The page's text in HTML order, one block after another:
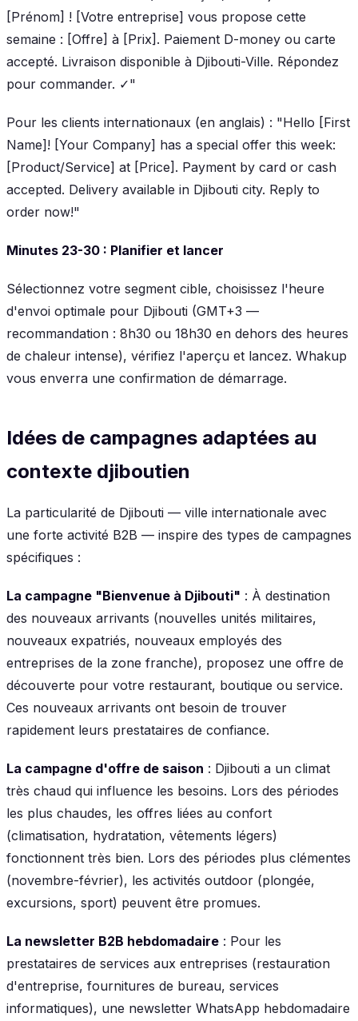
[Prénom] ! [Votre entreprise] vous propose cette
semaine : [Offre] à [Prix]. Paiement D-money ou carte
accepté. Livraison disponible à Djibouti-Ville. Répondez
pour commander. ✓"
Pour les clients internationaux (en anglais) : "Hello [First
Name]! [Your Company] has a special offer this week:
[Product/Service] at [Price]. Payment by card or cash
accepted. Delivery available in Djibouti city. Reply to
order now!"
Minutes 23-30 : Planifier et lancer
Sélectionnez votre segment cible, choisissez l'heure
d'envoi optimale pour Djibouti (GMT+3 —
recommandation : 8h30 ou 18h30 en dehors des heures
de chaleur intense), vérifiez l'aperçu et lancez. Whakup
vous enverra une confirmation de démarrage.
Idées de campagnes adaptées au
contexte djiboutien
La particularité de Djibouti — ville internationale avec
une forte activité B2B — inspire des types de campagnes
spécifiques :
La campagne "Bienvenue à Djibouti" : À destination
des nouveaux arrivants (nouvelles unités militaires,
nouveaux expatriés, nouveaux employés des
entreprises de la zone franche), proposez une offre de
découverte pour votre restaurant, boutique ou service.
Ces nouveaux arrivants ont besoin de trouver
rapidement leurs prestataires de confiance.
La campagne d'offre de saison : Djibouti a un climat
très chaud qui influence les besoins. Lors des périodes
les plus chaudes, les offres liées au confort
(climatisation, hydratation, vêtements légers)
fonctionnent très bien. Lors des périodes plus clémentes
(novembre-février), les activités outdoor (plongée,
excursions, sport) peuvent être promues.
La newsletter B2B hebdomadaire : Pour les
prestataires de services aux entreprises (restauration
d'entreprise, fournitures de bureau, services
informatiques), une newsletter WhatsApp hebdomadaire